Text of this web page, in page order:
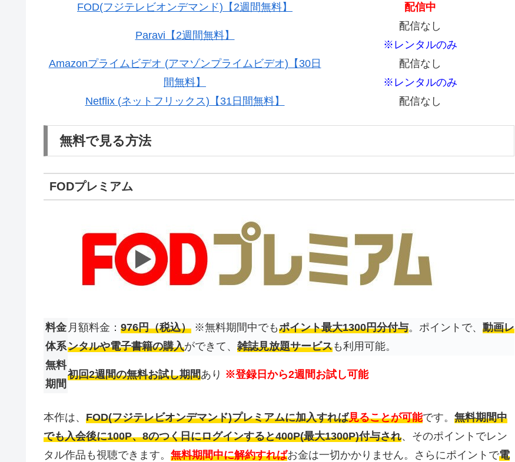
FOD(フジテレビオンデマンド)【2週間無料】
配信中
Paravi【2週間無料】
配信なし
※レンタルのみ
Amazonプライムビデオ (アマゾンプライムビデオ)【30日
間無料】
配信なし
※レンタルのみ
Netflix (ネットフリックス)【31日間無料】
配信なし
無料で見る方法
FODプレミアム
料金
体系
月額料金： 976円（税込） ※無料期間中でもポイント最大1300円分付与。ポイントで、 動画レ
ンタルや電子書籍の購入ができて、 雑誌見放題サービスも利用可能。
無料
期間
初回2週間の無料お試し期間あり ※登録日から2週間お試し可能
本作は、 FOD(フジテレビオンデマンド)プレミアムに加入すれば見ることが可能です。 無料期間中
でも入会後に100P、8のつく日にログインすると400P(最大1300P)付与され、そのポイントでレン
タル作品も視聴できます。 無料期間中に解約すればお金は一切かかりません。さらにポイントで電